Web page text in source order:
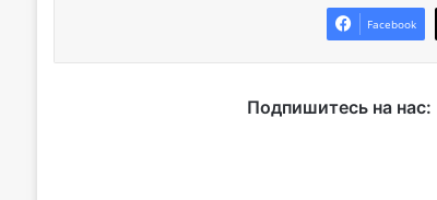
Facebook
Подпишитесь на нас: